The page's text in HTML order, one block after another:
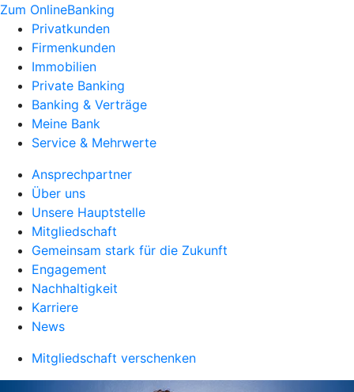
Zum OnlineBanking
Privatkunden
Firmenkunden
Immobilien
Private Banking
Banking & Verträge
Meine Bank
Service & Mehrwerte
Ansprechpartner
Über uns
Unsere Hauptstelle
Mitgliedschaft
Gemeinsam stark für die Zukunft
Engagement
Nachhaltigkeit
Karriere
News
Mitgliedschaft verschenken